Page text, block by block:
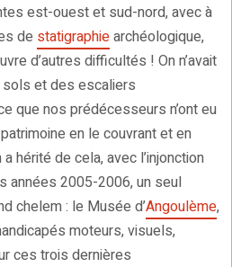
est-ouest et sud-nord, avec à
de statigraphiearchéologique,
d’autres difficultés ! On n’avait
et des escaliers
que nos prédécesseurs n’ont eu
en le couvrant et en
hérité de cela, avec l’injonction
années 2005-2006, un seul
chelem : le Musée d’Angoulème,
moteurs, visuels,
ces trois dernières